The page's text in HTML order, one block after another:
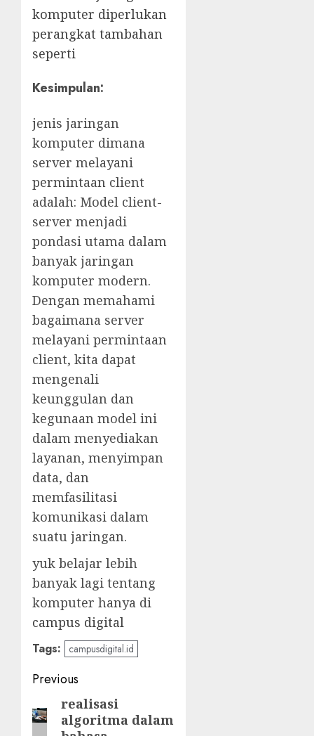
komputer diperlukan
perangkat tambahan
seperti
Kesimpulan:
jenis jaringan
komputer dimana
server melayani
permintaan client
adalah: Model client-
server menjadi
pondasi utama dalam
banyak jaringan
komputer modern.
Dengan memahami
bagaimana server
melayani permintaan
client, kita dapat
mengenali
keunggulan dan
kegunaan model ini
dalam menyediakan
layanan, menyimpan
data, dan
memfasilitasi
komunikasi dalam
suatu jaringan.
yuk belajar lebih
banyak lagi tentang
komputer hanya di
campus digital
Tags: campusdigital.id
Post
navigation
Previous
Previous
post:
realisasi
algoritma dalam